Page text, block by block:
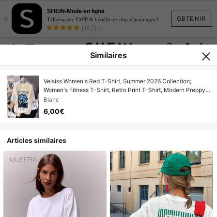
OBTENIR
×
SHEIN-Mode en ligne
Téléchargez l'APP & bénéficiez plus d'avantages !
(18,717)
Similaires
Velsiss Women's Red T-Shirt, Summer 2026 Collection;
Women's Fitness T-Shirt, Retro Print T-Shirt, Modern Preppy
Style T-Shirt 0308
Blanc
6,00€
Articles similaires